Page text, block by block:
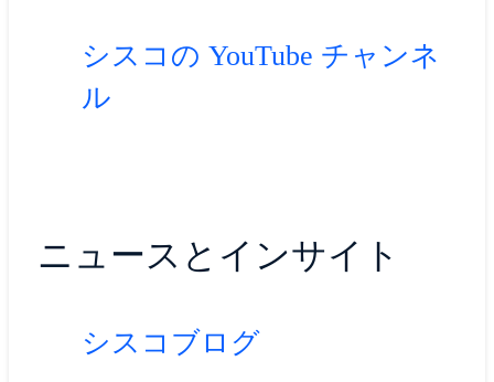
シスコの YouTube チャンネ
ル
ニュースとインサイト
シスコブログ